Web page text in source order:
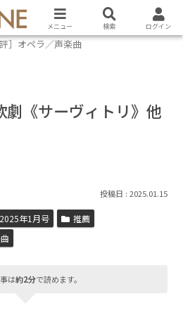
評］オペラ／声楽曲
劇《サーヴィトリ》他
2025.01.15
2025年1月号
推薦
は約2分で読めます。
メニュー 検索 ログイン